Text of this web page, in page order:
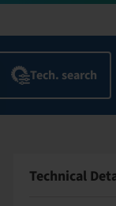
Technical